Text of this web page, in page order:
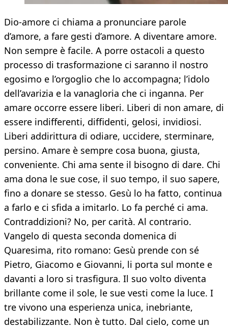
Dio-amore ci chiama a pronunciare parole
d’amore, a fare gesti d’amore. A diventare amore.
Non sempre è facile. A porre ostacoli a questo
processo di trasformazione ci saranno il nostro
egosimo e l’orgoglio che lo accompagna; l’idolo
dell’avarizia e la vanagloria che ci inganna. Per
amare occorre essere liberi. Liberi di non amare, di
essere indifferenti, diffidenti, gelosi, invidiosi.
Liberi addirittura di odiare, uccidere, sterminare,
persino. Amare è sempre cosa buona, giusta,
conveniente. Chi ama sente il bisogno di dare. Chi
ama dona le sue cose, il suo tempo, il suo sapere,
fino a donare se stesso. Gesù lo ha fatto, continua
a farlo e ci sfida a imitarlo. Lo fa perché ci ama.
Contraddizioni? No, per carità. Al contrario.
Vangelo di questa seconda domenica di
Quaresima, rito romano: Gesù prende con sé
Pietro, Giacomo e Giovanni, li porta sul monte e
davanti a loro si trasfigura. Il suo volto diventa
brillante come il sole, le sue vesti come la luce. I
tre vivono una esperienza unica, inebriante,
destabilizzante. Non è tutto. Dal cielo, come un